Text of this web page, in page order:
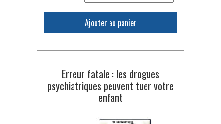
Ajouter au panier
Erreur fatale : les drogues
psychiatriques peuvent tuer votre
enfant